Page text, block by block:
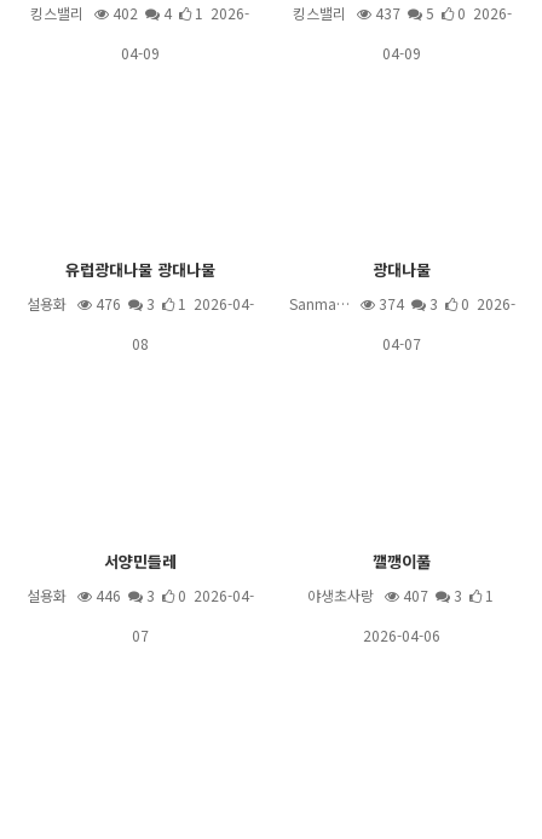
킹스밸리 402 4
1 2026-
04-09
킹스밸리 437 5
0 2026-
04-09
유럽광대나물 광대나물
설용화 476 3
1 2026-04-
08
광대나물
Sanma… 374 3
0 2026-
04-07
서양민들레
설용화 446 3
0 2026-04-
07
깰깽이풀
야생초사랑 407 3
1
2026-04-06